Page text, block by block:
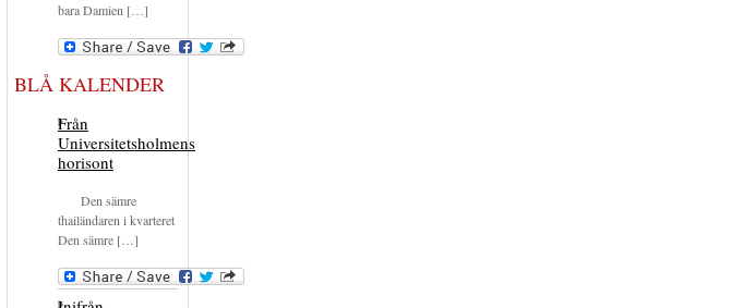
bara Damien […]
BLÅ KALENDER
Från
Universitetsholmens
horisont
Den sämre
thailändaren i kvarteret
Den sämre […]